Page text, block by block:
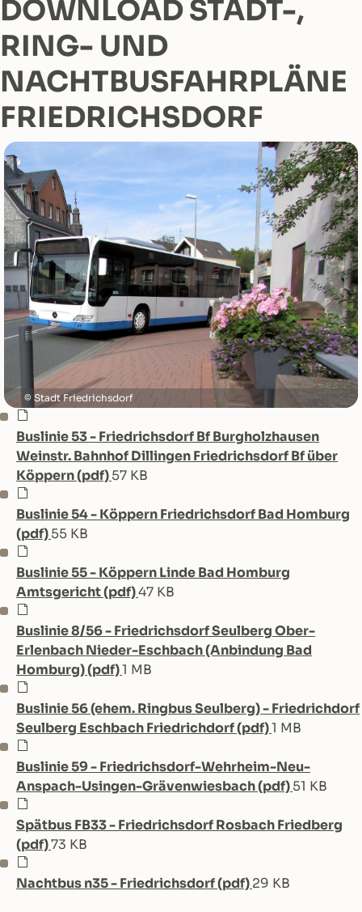
DOWNLOAD STADT-,
RING- UND
NACHTBUSFAHRPLÄNE
FRIEDRICHSDORF
Stadt Friedrichsdorf
Buslinie 53 - Friedrichsdorf Bf Burgholzhausen
Weinstr. Bahnhof Dillingen Friedrichsdorf Bf über
Köppern (pdf)57 KB
Buslinie 54 - Köppern Friedrichsdorf Bad Homburg
(pdf)55 KB
Buslinie 55 - Köppern Linde Bad Homburg
Amtsgericht (pdf)47 KB
Buslinie 8/56 - Friedrichsdorf Seulberg Ober-
Erlenbach Nieder-Eschbach (Anbindung Bad
Homburg) (pdf)1 MB
Buslinie 56 (ehem. Ringbus Seulberg) - Friedrichdorf
Seulberg Eschbach Friedrichdorf (pdf)1 MB
Buslinie 59 - Friedrichsdorf-Wehrheim-Neu-
Anspach-Usingen-Grävenwiesbach (pdf)51 KB
Spätbus FB33 - Friedrichsdorf Rosbach Friedberg
(pdf)73 KB
Nachtbus n35 - Friedrichsdorf (pdf)29 KB